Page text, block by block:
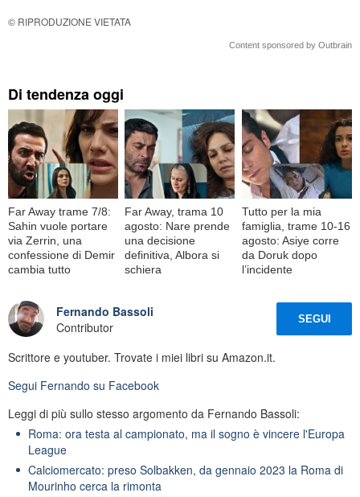
© RIPRODUZIONE VIETATA
Content sponsored by Outbrain
Di tendenza oggi
Far Away trame 7/8:
Sahin vuole portare
via Zerrin, una
confessione di Demir
cambia tutto
Far Away, trama 10
agosto: Nare prende
una decisione
definitiva, Albora si
schiera
Tutto per la mia
famiglia, trame 10-16
agosto: Asiye corre
da Doruk dopo
l’incidente
Fernando Bassoli
Contributor
SEGUI
Scrittore e youtuber. Trovate i miei libri su Amazon.it.
Segui Fernando su Facebook
Leggi di più sullo stesso argomento da Fernando Bassoli:
Roma: ora testa al campionato, ma il sogno è vincere l'Europa
League
Calciomercato: preso Solbakken, da gennaio 2023 la Roma di
Mourinho cerca la rimonta